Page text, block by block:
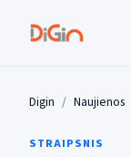
Digin Naujienos
STRAIPSNIS